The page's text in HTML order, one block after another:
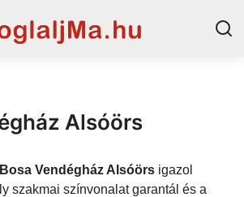
Alsóörs
Bosa Vendégház Alsóörs igazol
szakmai színvonalat garantál és a